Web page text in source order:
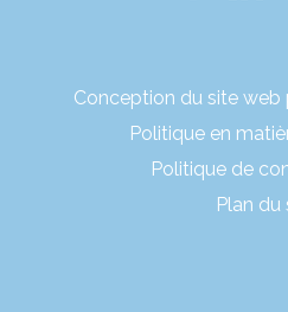
Conception du site web
Politique en
Politique de
Plan du